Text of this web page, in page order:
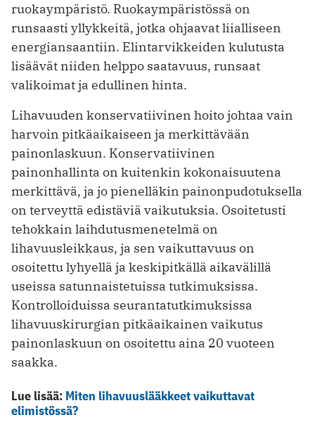
ruokaympäristö. Ruokaympäristössä on
runsaasti yllykkeitä, jotka ohjaavat liialliseen
energiansaantiin. Elintarvikkeiden kulutusta
lisäävät niiden helppo saatavuus, runsaat
valikoimat ja edullinen hinta.
Lihavuuden konservatiivinen hoito johtaa vain
harvoin pitkäaikaiseen ja merkittävään
painonlaskuun. Konservatiivinen
painonhallinta on kuitenkin kokonaisuutena
merkittävä, ja jo pienelläkin painonpudotuksella
on terveyttä edistäviä vaikutuksia. Osoitetusti
tehokkain laihdutusmenetelmä on
lihavuusleikkaus, ja sen vaikuttavuus on
osoitettu lyhyellä ja keskipitkällä aikavälillä
useissa satunnaistetuissa tutkimuksissa.
Kontrolloiduissa seurantatutkimuksissa
lihavuuskirurgian pitkäaikainen vaikutus
painonlaskuun on osoitettu aina 20 vuoteen
saakka.
Lue lisää: Miten lihavuuslääkkeet vaikuttavat
elimistössä?